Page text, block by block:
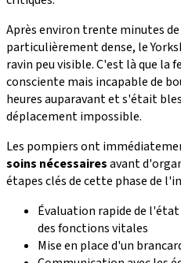
Après environ trente minutes
particulièrement dense, le
ravin peu visible. C'est là que la
consciente mais incapable de
heures auparavant et s'était
déplacement impossible.
Les pompiers ont
soins nécessairesavant
étapes clés de cette phase de
Évaluation rapide de
des fonctions vitales
Mise en place d'un